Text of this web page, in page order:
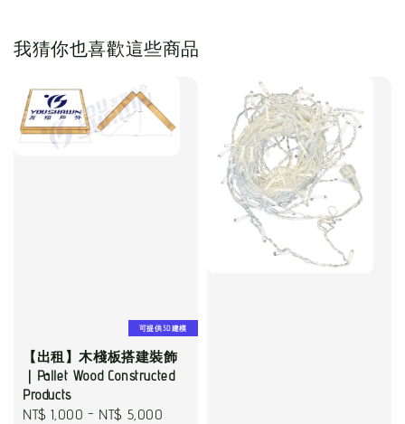
我猜你也喜歡這些商品
可提供3D建模
【出租】木棧板搭建裝飾
｜Pallet Wood Constructed
Products
Regular
NT$ 1,000 - NT$ 5,000